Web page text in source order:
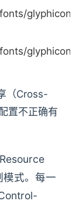
（Cross-
置不正确有
式。每一